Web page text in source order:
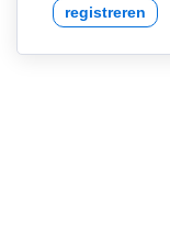
registreren